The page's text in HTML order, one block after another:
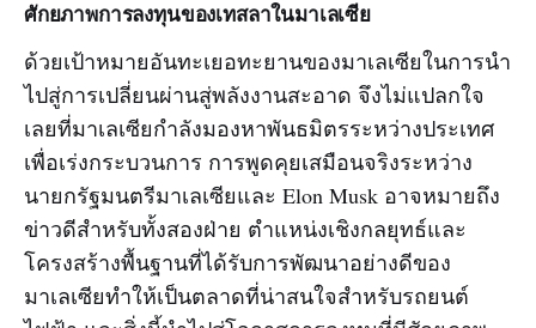
ศักยภาพการลงทุนของเทสลาในมาเลเซีย
ด้วยเป้าหมายอันทะเยอทะยานของมาเลเซียในการนำ
ไปสู่การเปลี่ยนผ่านสู่พลังงานสะอาด จึงไม่แปลกใจ
เลยที่มาเลเซียกำลังมองหาพันธมิตรระหว่างประเทศ
เพื่อเร่งกระบวนการ การพูดคุยเสมือนจริงระหว่าง
นายกรัฐมนตรีมาเลเซียและ Elon Musk อาจหมายถึง
ข่าวดีสำหรับทั้งสองฝ่าย ตำแหน่งเชิงกลยุทธ์และ
โครงสร้างพื้นฐานที่ได้รับการพัฒนาอย่างดีของ
มาเลเซียทำให้เป็นตลาดที่น่าสนใจสำหรับรถยนต์